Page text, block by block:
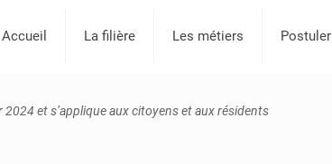
Accueil La filière Les métiers Postuler
et s’applique aux citoyens et aux résidents